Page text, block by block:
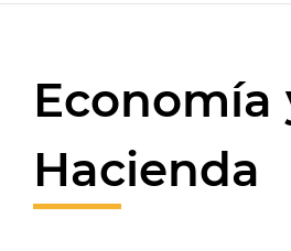
Economía
Hacienda